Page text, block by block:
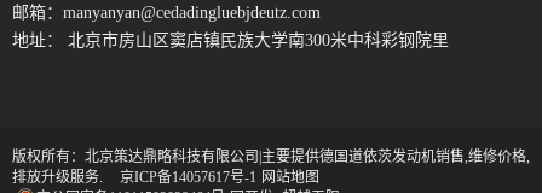
邮箱： manyanyan@cedadingluebjdeutz.com
地址： 北京市房山区窦店镇民族大学南300米中科彩钢院里
版权所有：北京策达鼎略科技有限公司|主要提供德国道依茨发动机销售,维修价格,
排放升级服务.
京ICP备14057617号-1 网站地图